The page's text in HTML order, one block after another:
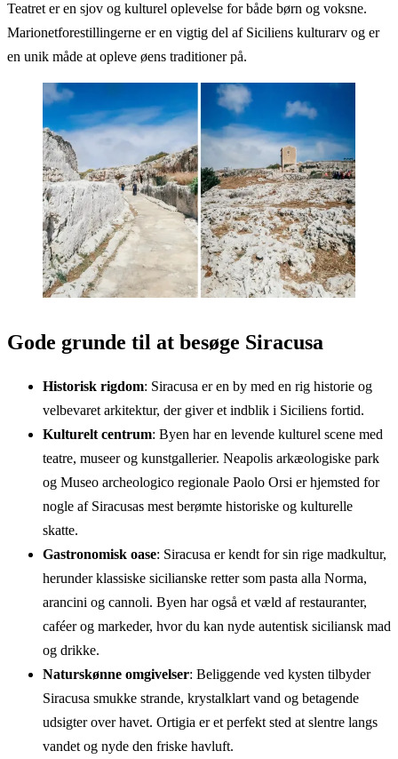
Teatret er en sjov og kulturel oplevelse for både børn og voksne.
Marionetforestillingerne er en vigtig del af Siciliens kulturarv og er
en unik måde at opleve øens traditioner på.
Gode grunde til at besøge Siracusa
Historisk rigdom: Siracusa er en by med en rig historie og
velbevaret arkitektur, der giver et indblik i Siciliens fortid.
Kulturelt centrum: Byen har en levende kulturel scene med
teatre, museer og kunstgallerier. Neapolis arkæologiske park
og Museo archeologico regionale Paolo Orsi er hjemsted for
nogle af Siracusas mest berømte historiske og kulturelle
skatte.
Gastronomisk oase: Siracusa er kendt for sin rige madkultur,
herunder klassiske sicilianske retter som pasta alla Norma,
arancini og cannoli. Byen har også et væld af restauranter,
caféer og markeder, hvor du kan nyde autentisk siciliansk mad
og drikke.
Naturskønne omgivelser: Beliggende ved kysten tilbyder
Siracusa smukke strande, krystalklart vand og betagende
udsigter over havet. Ortigia er et perfekt sted at slentre langs
vandet og nyde den friske havluft.